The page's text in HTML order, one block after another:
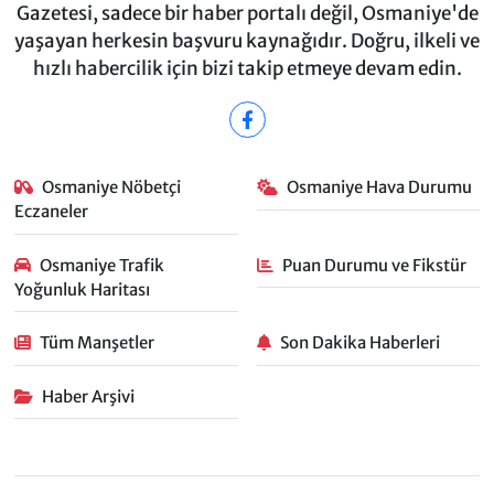
Gazetesi, sadece bir haber portalı değil, Osmaniye'de
yaşayan herkesin başvuru kaynağıdır. Doğru, ilkeli ve
hızlı habercilik için bizi takip etmeye devam edin.
Osmaniye Nöbetçi
Eczaneler
Osmaniye Hava Durumu
Osmaniye Trafik
Yoğunluk Haritası
Puan Durumu ve Fikstür
Tüm Manşetler Son Dakika Haberleri
Haber Arşivi